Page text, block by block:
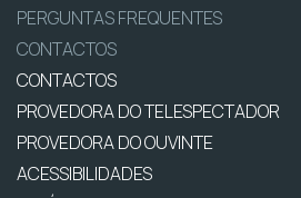
PERGUNTAS FREQUENTES
CONTACTOS
CONTACTOS
PROVEDORA DO TELESPECTADOR
PROVEDORA DO OUVINTE
ACESSIBILIDADES